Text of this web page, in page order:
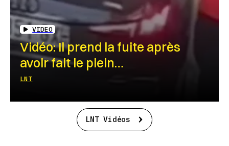
VIDEO
Vidéo: Il prend la fuite après
avoir fait le plein…
LNT
LNT Vidéos